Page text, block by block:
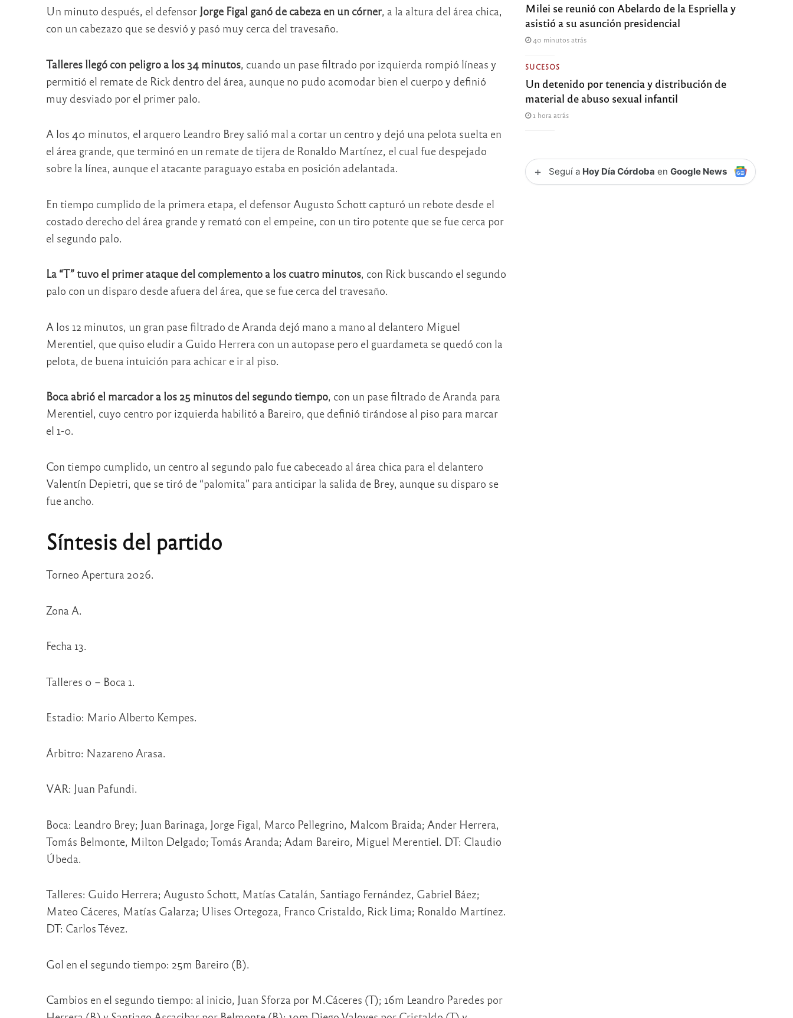
Un minuto después, el defensor Jorge Figal ganó de cabeza en un córner, a la altura del área chica,
con un cabezazo que se desvió y pasó muy cerca del travesaño.
Talleres llegó con peligro a los 34 minutos, cuando un pase filtrado por izquierda rompió líneas y
permitió el remate de Rick dentro del área, aunque no pudo acomodar bien el cuerpo y definió
muy desviado por el primer palo.
A los 40 minutos, el arquero Leandro Brey salió mal a cortar un centro y dejó una pelota suelta en
el área grande, que terminó en un remate de tijera de Ronaldo Martínez, el cual fue despejado
sobre la línea, aunque el atacante paraguayo estaba en posición adelantada.
En tiempo cumplido de la primera etapa, el defensor Augusto Schott capturó un rebote desde el
costado derecho del área grande y remató con el empeine, con un tiro potente que se fue cerca por
el segundo palo.
La “T” tuvo el primer ataque del complemento a los cuatro minutos, con Rick buscando el segundo
palo con un disparo desde afuera del área, que se fue cerca del travesaño.
A los 12 minutos, un gran pase filtrado de Aranda dejó mano a mano al delantero Miguel
Merentiel, que quiso eludir a Guido Herrera con un autopase pero el guardameta se quedó con la
pelota, de buena intuición para achicar e ir al piso.
Boca abrió el marcador a los 25 minutos del segundo tiempo, con un pase filtrado de Aranda para
Merentiel, cuyo centro por izquierda habilitó a Bareiro, que definió tirándose al piso para marcar
el 1-0.
Con tiempo cumplido, un centro al segundo palo fue cabeceado al área chica para el delantero
Valentín Depietri, que se tiró de “palomita” para anticipar la salida de Brey, aunque su disparo se
fue ancho.
Síntesis del partido
Torneo Apertura 2026.
Zona A.
Fecha 13.
Talleres 0 – Boca 1.
Estadio: Mario Alberto Kempes.
Árbitro: Nazareno Arasa.
VAR: Juan Pafundi.
Boca: Leandro Brey; Juan Barinaga, Jorge Figal, Marco Pellegrino, Malcom Braida; Ander Herrera,
Tomás Belmonte, Milton Delgado; Tomás Aranda; Adam Bareiro, Miguel Merentiel. DT: Claudio
Úbeda.
Talleres: Guido Herrera; Augusto Schott, Matías Catalán, Santiago Fernández, Gabriel Báez;
Mateo Cáceres, Matías Galarza; Ulises Ortegoza, Franco Cristaldo, Rick Lima; Ronaldo Martínez.
DT: Carlos Tévez.
Gol en el segundo tiempo: 25m Bareiro (B).
Cambios en el segundo tiempo: al inicio, Juan Sforza por M.Cáceres (T); 16m Leandro Paredes por
Milei se reunió con Abelardo de la Espriella y
asistió a su asunción presidencial
40 minutos atrás
SUCESOS
Un detenido por tenencia y distribución de
material de abuso sexual infantil
1 hora atrás
+ Seguí a Hoy Día Córdoba enGoogle News